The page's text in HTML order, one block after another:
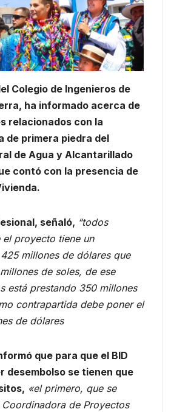
Colegio de Ingenieros de
ha informado acerca de
relacionados con la
de primera piedra del
de Agua y Alcantarillado
contó con la presencia de
señaló, “todos
proyecto tiene un
millones de dólares que
de soles, de ese
está prestando 350 millones
contrapartida debe poner el
de dólares
que para que el BID
desembolso se tienen que
«el primero, que se
de Proyectos